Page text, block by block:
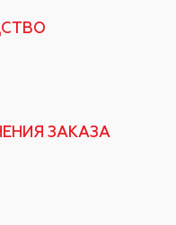
ЗАКАЗА